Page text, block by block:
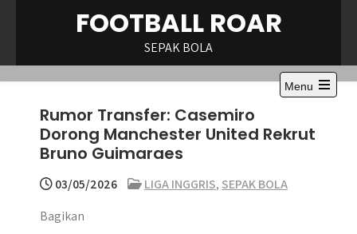
FOOTBALL ROAR
SEPAK BOLA
Menu
Rumor Transfer: Casemiro
Dorong Manchester United Rekrut
Bruno Guimaraes
03/05/2026 LIGA INGGRIS, SEPAK BOLA
Bagikan